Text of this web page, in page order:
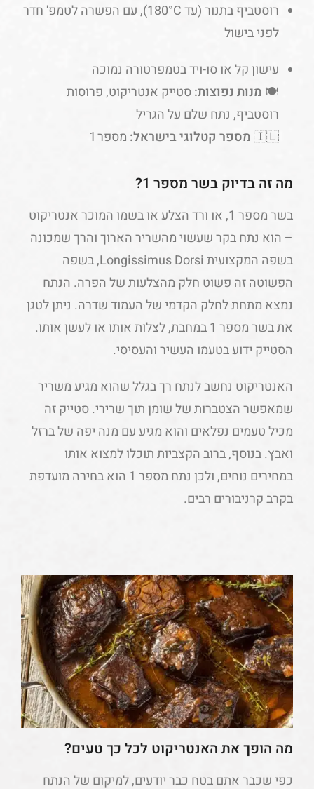
רוסטביף בתנור (עד 180°C), עם הפשרה לטמפ' חדר
לפני בישול
עישון קל או סו-ויד בטמפרטורה נמוכה
🍽️ מנות נפוצות:סטייק אנטריקוט, פרוסות
רוסטביף, נתח שלם על הגריל
🇮🇱מספר קטלוגי בישראל: מספר 1
מה זה בדיוק בשר מספר 1?
בשר מספר 1, או ורד הצלע או בשמו המוכר אנטריקוט
– הוא נתח בקר שעשוי מהשריר הארוך והרך שמכונה
בשפה המקצועית Longissimus Dorsi, בשפה
הפשוטה זה פשוט חלק מהצלעות של הפרה. הנתח
נמצא מתחת לחלק הקדמי של העמוד שדרה. ניתן לטגן
את בשר מספר 1 במחבת, לצלות אותו או לעשן אותו.
הסטייק ידוע בטעמו העשיר והעסיסי.
האנטריקוט נחשב לנתח רך בגלל שהוא מגיע משריר
שמאפשר הצטברות של שומן תוך שרירי. סטייק זה
מכיל טעמים נפלאים והוא מגיע עם מנה יפה של ברזל
ואבץ. בנוסף, ברוב הקצביות תוכלו למצוא אותו
במחירים נוחים, ולכן נתח מספר 1 הוא בחירה מועדפת
בקרב קרניבורים רבים.
מה הופך את האנטריקוט לכל כך טעים?
כפי שכבר אתם בטח כבר יודעים, למיקום של הנתח